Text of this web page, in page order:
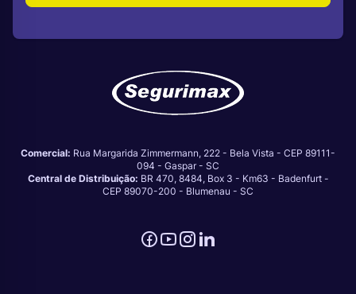
Comercial: Rua Margarida Zimmermann, 222 - Bela Vista - CEP 89111-
094 - Gaspar - SC
Central de Distribuição: BR 470, 8484, Box 3 - Km63 - Badenfurt -
CEP 89070-200 - Blumenau - SC